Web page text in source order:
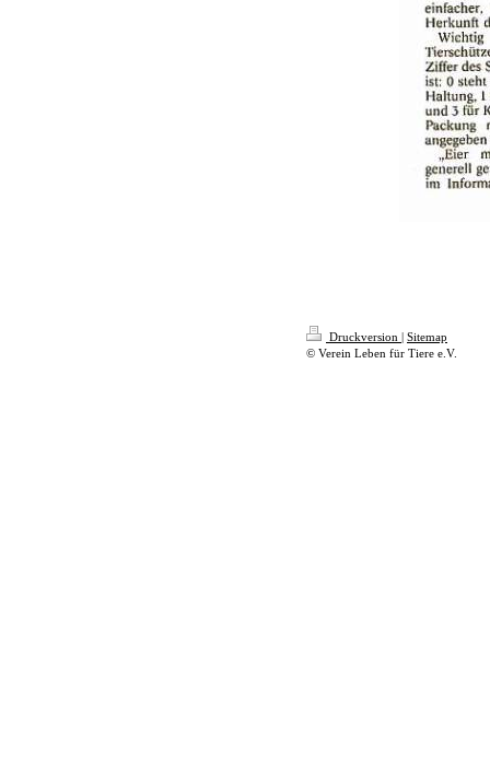
Druckversion | Sitemap
© Verein Leben für Tiere e.V.